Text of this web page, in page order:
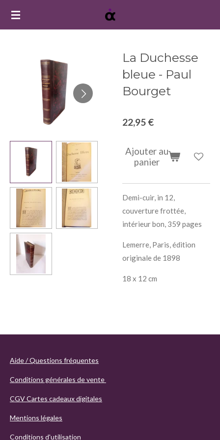
Passer
La Duchesse
bleue - Paul
Bourget
22,95 €
Ajouter au
panier
Demi-cuir, in 12,
couverture frottée,
intérieur bon, 359 pages
Lemerre, Paris, édition
originale de 1898
18 x 12 cm
Aide / Questions fréquentes
Conditions générales de vente
CGV Cartes cadeaux digitales
Mentions légales
Conditions d'utilisation